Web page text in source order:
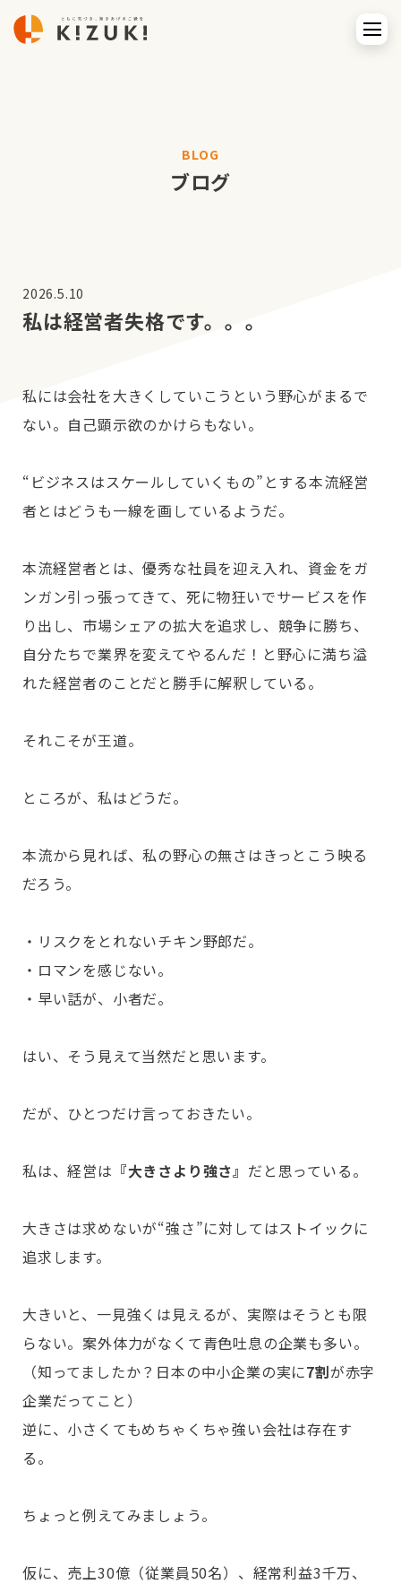
BLOG
ブログ
2026.5.10
私は経営者失格です。。。
私には会社を大きくしていこうという野心がまるで
ない。自己顕示欲のかけらもない。
“ビジネスはスケールしていくもの”とする本流経営
者とはどうも一線を画しているようだ。
本流経営者とは、優秀な社員を迎え入れ、資金をガ
ンガン引っ張ってきて、死に物狂いでサービスを作
り出し、市場シェアの拡大を追求し、競争に勝ち、
自分たちで業界を変えてやるんだ！と野心に満ち溢
れた経営者のことだと勝手に解釈している。
それこそが王道。
ところが、私はどうだ。
本流から見れば、私の野心の無さはきっとこう映る
だろう。
・リスクをとれないチキン野郎だ。
・ロマンを感じない。
・早い話が、小者だ。
はい、そう見えて当然だと思います。
だが、ひとつだけ言っておきたい。
私は、経営は 『大きさより強さ』 だと思っている。
大きさは求めないが“強さ”に対してはストイックに
追求します。
大きいと、一見強くは見えるが、実際はそうとも限
らない。案外体力がなくて青色吐息の企業も多い。
（知ってましたか？日本の中小企業の実に7割が赤字
企業だってこと）
逆に、小さくてもめちゃくちゃ強い会社は存在す
る。
ちょっと例えてみましょう。
仮に、売上30億（従業員50名）、経常利益3千万、